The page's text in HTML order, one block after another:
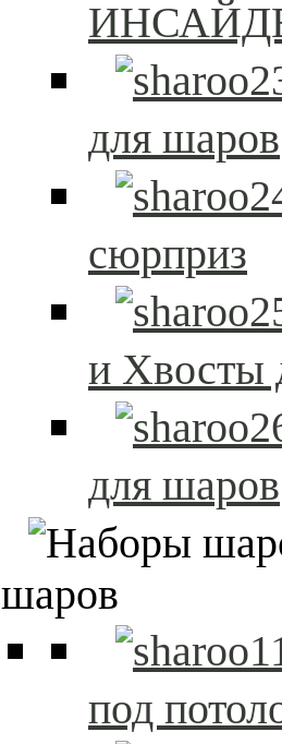
для шаров
сюрприз
и Хвосты
для шаров
шаров
под